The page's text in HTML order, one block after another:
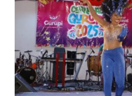
e
Rei
Momo
e
dá
início
ao